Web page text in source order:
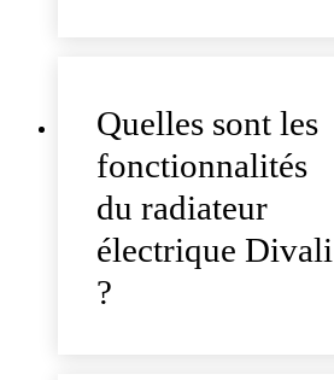
Quelles sont les
fonctionnalités
du radiateur
électrique Divali
?